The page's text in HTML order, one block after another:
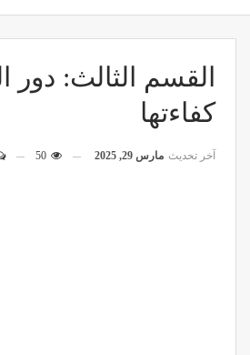
القسم الثالث: دور
كفاءتها
آخر تحديث مارس 29, 2025